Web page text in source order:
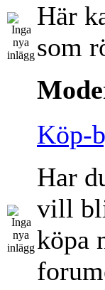
Här
som
Köp-
Har
vill
köpa